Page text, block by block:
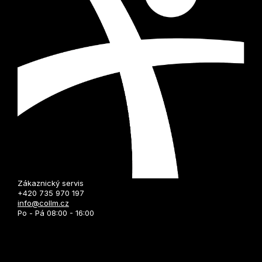
Zákaznický servis
+420 735 970 197
info@collm.cz
Po - Pá 08:00 - 16:00